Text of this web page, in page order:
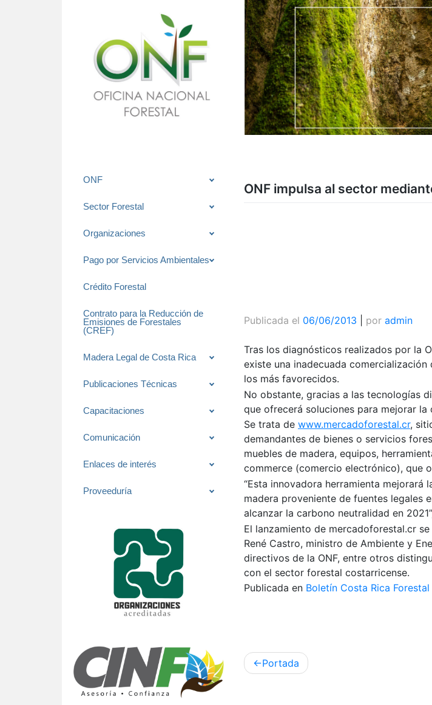
ONF
Sector Forestal
Organizaciones
Pago por Servicios Ambientales
Crédito Forestal
Contrato para la Reducción de
Emisiones de Forestales
(CREF)
Madera Legal de Costa Rica
Publicaciones Técnicas
Capacitaciones
Comunicación
Enlaces de interés
Proveeduría
ONF impulsa al sector
Publicada el 06/06/2013 por admin
Tras los diagnósticos realizados por la
existe una inadecuada
los más favorecidos.
No obstante, gracias a las tecnologías
que ofrecerá soluciones para mejorar
Se trata de www.mercadoforestal.cr,
demandantes de bienes o servicios
muebles de madera, equipos,
commerce (comercio electrónico), que
“Esta innovadora herramienta
madera proveniente de fuentes legales
alcanzar la carbono neutralidad en
El lanzamiento de mercadoforestal.cr
René Castro, ministro de Ambiente y
directivos de la ONF, entre otros
con el sector forestal costarricense.
Publicada en Boletín Costa Rica
Navegación
de
Portada